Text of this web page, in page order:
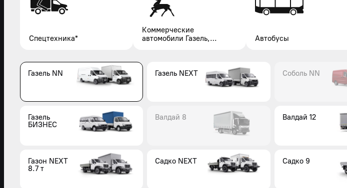
Спецтехника*
Коммерческие
автомобили Газель,
Автобусы
Газель NN Газель NEXT Соболь NN
Газель
БИЗНЕС
Валдай 8 Валдай 12
Газон NEXT
8.7 т
Садко NEXT Садко 9